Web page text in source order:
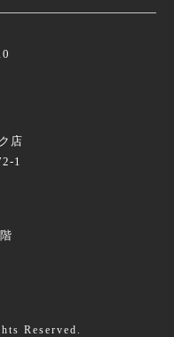
店
1

Reserved.